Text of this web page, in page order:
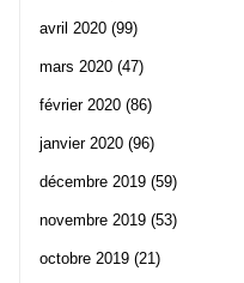
avril 2020 (99)
mars 2020 (47)
février 2020 (86)
janvier 2020 (96)
décembre 2019 (59)
novembre 2019 (53)
octobre 2019 (21)